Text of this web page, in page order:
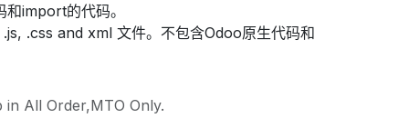
import的代码。
.css and xml 文件。不包含Odoo原生代码和
All Order,MTO Only.